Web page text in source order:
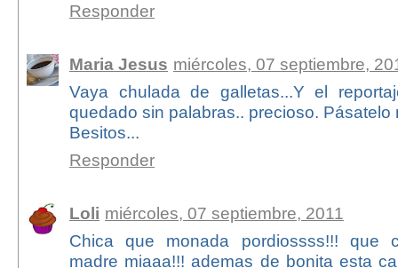
Responder
Maria Jesus miércoles, 07 septiembre,
Vaya chulada de galletas...Y el
quedado sin palabras.. precioso. Pásatelo
Besitos...
Responder
Loli miércoles, 07 septiembre, 2011
Chica que monada pordiossss!!! que
madre miaaa!!! ademas de bonita esta